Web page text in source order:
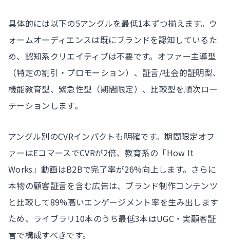
具体的には以下の5アングルを最低1本ずつ揃えます。ウ
ォームオーディエンスは既にブランドを認知しているた
め、認知系クリエイティブは不要です。オファー主導型
（特定の割引・プロモーション）、証言/社会的証明型、
機能教育型、緊急性型（期間限定）、比較型を順次ロー
テーションします。
アングル別のCVRインパクトも明確です。期間限定オフ
ァーはEコマースでCVRが2倍、教育系の「How It
Works」動画はB2Bで完了率が26%向上します。さらに
本物の顧客証言を含む広告は、ブランド制作コンテンツ
と比較して89%高いエンゲージメント率を生み出します
ため、ライブラリ10本のうち最低3本はUGC・実顧客証
言で構成すべきです。